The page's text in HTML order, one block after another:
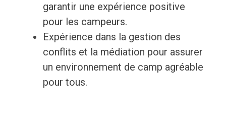
garantir une expérience positive
pour les campeurs.
Expérience dans la gestion des
conflits et la médiation pour assurer
un environnement de camp agréable
pour tous.